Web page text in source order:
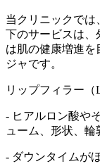
当クリニックでは
下のサービスは、
は肌の健康増進を
ジャです。
リップフィラー（
- ヒアルロン酸や
ューム、形状、輪
- ダウンタイムが